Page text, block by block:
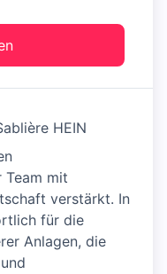
HEIN
Team mit
verstärkt. In
für die
Anlagen, die